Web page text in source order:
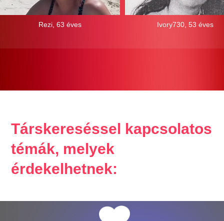
Rezi, 63 éves Ivory730, 53 éves
Társkereséssel kapcsolatos
témák, melyek
érdekelhetnek: